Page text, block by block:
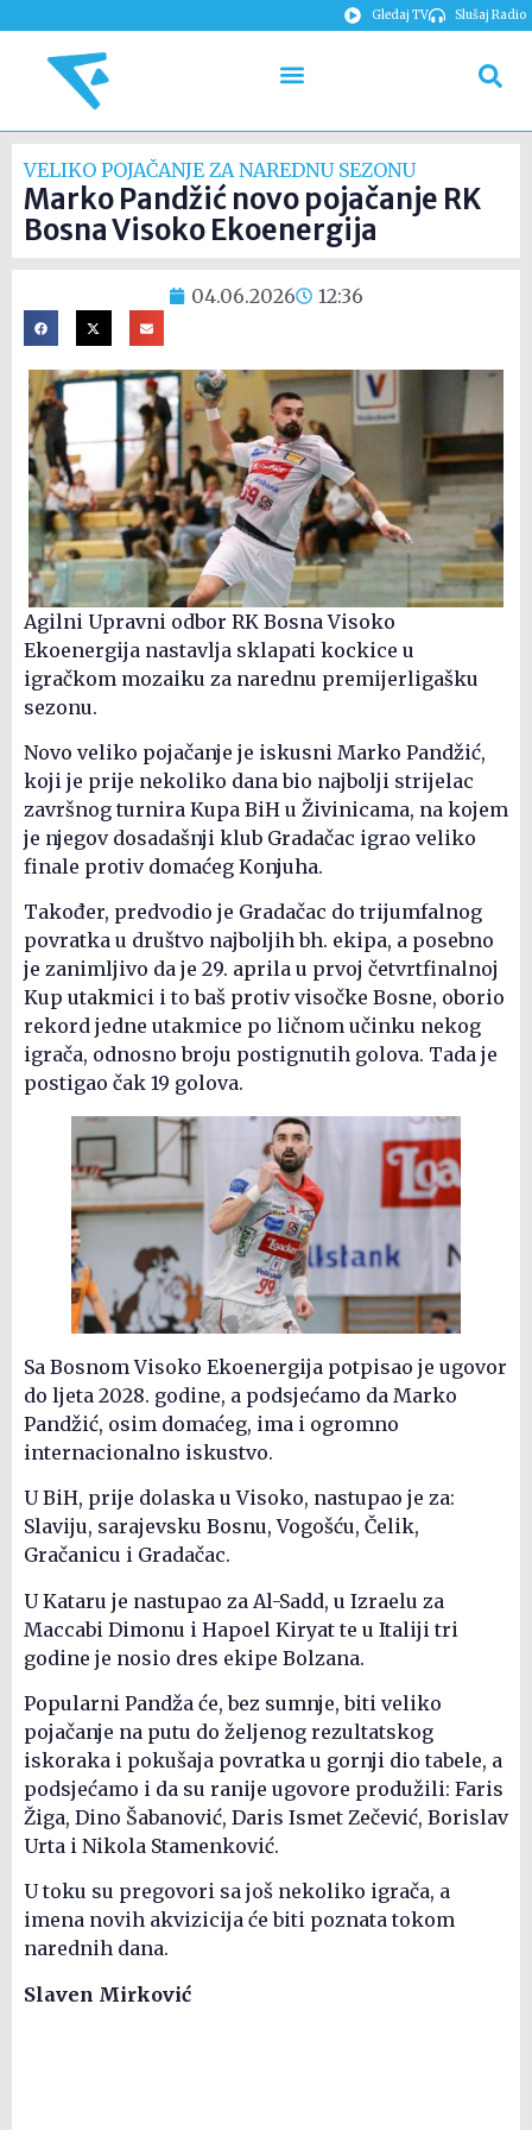
Gledaj TV Slušaj Radio
VELIKO POJAČANJE ZA NAREDNU SEZONU
Marko Pandžić novo pojačanje RK
Bosna Visoko Ekoenergija
04.06.2026 12:36
Agilni Upravni odbor RK Bosna Visoko
Ekoenergija nastavlja sklapati kockice u
igračkom mozaiku za narednu premijerligašku
sezonu.
Novo veliko pojačanje je iskusni Marko Pandžić,
koji je prije nekoliko dana bio najbolji strijelac
završnog turnira Kupa BiH u Živinicama, na kojem
je njegov dosadašnji klub Gradačac igrao veliko
finale protiv domaćeg Konjuha.
Također, predvodio je Gradačac do trijumfalnog
povratka u društvo najboljih bh. ekipa, a posebno
je zanimljivo da je 29. aprila u prvoj četvrtfinalnoj
Kup utakmici i to baš protiv visočke Bosne, oborio
rekord jedne utakmice po ličnom učinku nekog
igrača, odnosno broju postignutih golova. Tada je
postigao čak 19 golova.
Sa Bosnom Visoko Ekoenergija potpisao je ugovor
do ljeta 2028. godine, a podsjećamo da Marko
Pandžić, osim domaćeg, ima i ogromno
internacionalno iskustvo.
U BiH, prije dolaska u Visoko, nastupao je za:
Slaviju, sarajevsku Bosnu, Vogošću, Čelik,
Gračanicu i Gradačac.
U Kataru je nastupao za Al-Sadd, u Izraelu za
Maccabi Dimonu i Hapoel Kiryat te u Italiji tri
godine je nosio dres ekipe Bolzana.
Popularni Pandža će, bez sumnje, biti veliko
pojačanje na putu do željenog rezultatskog
iskoraka i pokušaja povratka u gornji dio tabele, a
podsjećamo i da su ranije ugovore produžili: Faris
Žiga, Dino Šabanović, Daris Ismet Zečević, Borislav
Urta i Nikola Stamenković.
U toku su pregovori sa još nekoliko igrača, a
imena novih akvizicija će biti poznata tokom
narednih dana.
Slaven Mirković